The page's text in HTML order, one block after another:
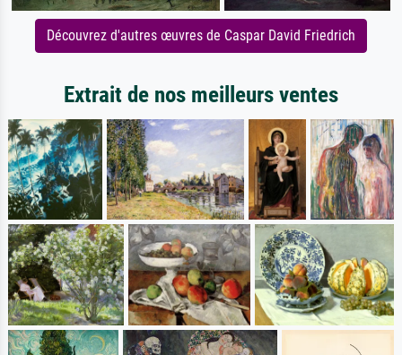
Découvrez d'autres œuvres de Caspar David Friedrich
Extrait de nos meilleurs ventes